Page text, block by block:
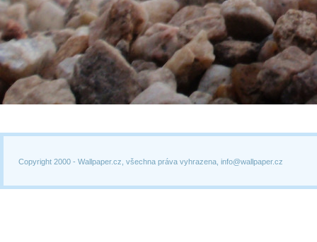
Copyright 2000 - Wallpaper.cz, všechna práva vyhrazena, info@wallpaper.cz